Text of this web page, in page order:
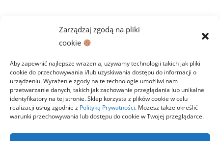
Zarządzaj zgodą na pliki
cookie
Aby zapewnić najlepsze wrażenia, używamy technologii takich jak pliki
cookie do przechowywania i/lub uzyskiwania dostępu do informacji o
urządzeniu. Wyrażenie zgody na te technologie umożliwi nam
przetwarzanie danych, takich jak zachowanie przeglądania lub unikalne
identyfikatory na tej stronie. Sklep korzysta z plików cookie w celu
realizacji usług zgodnie z Polityką Prywatności. Możesz także określić
warunki przechowywania lub dostępu do cookie w Twojej przeglądarce.
produktu
Polityka prywatności Regulamin Zwroty
Dostawa i płatności